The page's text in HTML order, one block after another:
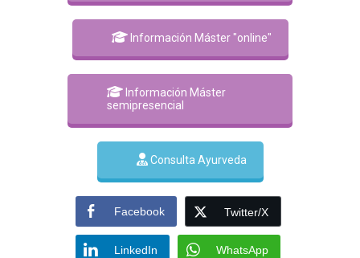
Información Máster "online"
Información Máster
semipresencial
Consulta Ayurveda
Facebook Twitter/X
LinkedIn WhatsApp